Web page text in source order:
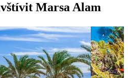
Marsa Alam